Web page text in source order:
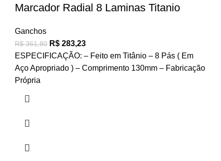
Marcador Radial 8 Laminas Titanio
Ganchos
R$361,80 R$ 283,23
ESPECIFICAÇÃO: – Feito em Titânio – 8 Pás ( Em
Aço Apropriado ) – Comprimento 130mm – Fabricação
Própria